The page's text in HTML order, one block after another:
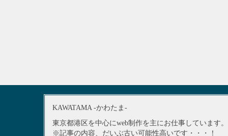
KAWATAMA -かわたま-
東京都港区を中心にweb制作を主にお仕事しています。
※記事の内容、だいぶ古い可能性高いです・・・！